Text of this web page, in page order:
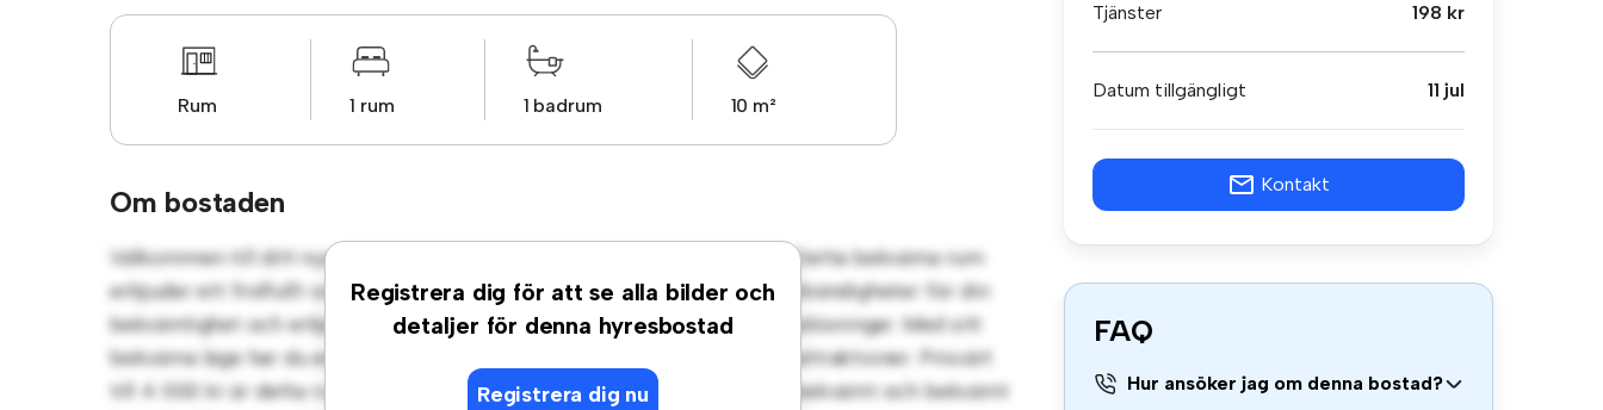
Rum 1 rum 1 badrum 10 m²
Om bostaden
Registrera dig för att se alla bilder och
detaljer för denna hyresbostad
Registrera dig nu
Välkommen till ditt nya mysiga tillflyktsort på Paradisgatan, Göteborg! Detta bekväma rum
erbjuder ett fridfullt och privat vardagsrum. Detta rum är inrett med nödvändigheter för din
bekvämlighet och erbjuder en bekväm säng, en arbetsyta och förvaringslösningar. Med sitt
bekväma läge har du enkel tillgång till närliggande bekvämligheter och attraktioner. Prisvärt
till 4 000 kr är detta rum ett utmärkt alternativ för dem som söker ett bekvämt och bekvämt
Tjänster 198 kr
Datum tillgängligt 11 jul
Kontakt
FAQ
Hur ansöker jag om denna bostad?